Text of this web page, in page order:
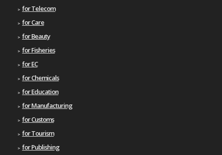
for Telecom
for Care
for Beauty
for Fisheries
for EC
for Chemicals
for Education
for Manufacturing
for Customs
for Tourism
for Publishing